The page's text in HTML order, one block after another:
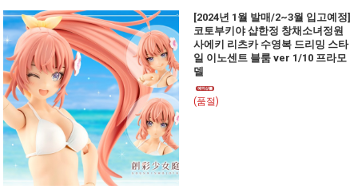
[2024년 1월 발매/2~3월 입고예정]
코토부키야 샵한정 창채소녀정원
사에키 리츠카 수영복 드리밍 스타
일 이노센트 블룸 ver 1/10 프라모
델
(품절)